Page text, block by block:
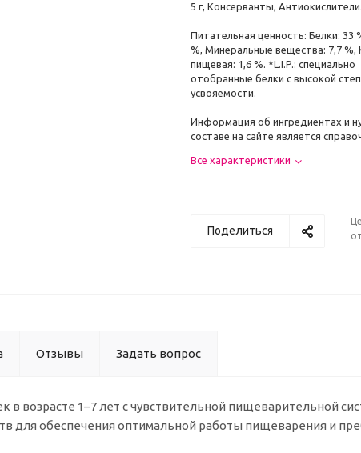
5 г, Консерванты, Антиокислители.
Питательная ценность: Белки: 33
%, Минеральные вещества: 7,7 %,
пищевая: 1,6 %. *L.I.P.: специально
отобранные белки с высокой
усвояемости.
Информация об ингредиентах и
составе на сайте является
Все характеристики
Поделиться
Отзывы Задать вопрос
в возрасте 1–7 лет с чувствительной пищеварительной
для обеспечения оптимальной работы пищеварения и